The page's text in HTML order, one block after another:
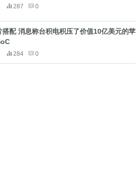
287 0
搭配 消息称台积电积压了价值10亿美元的苹
284 0